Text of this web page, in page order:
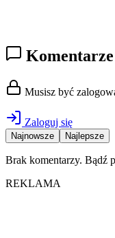
Komentarze
Musisz być
Zaloguj się
Najnowsze Najlepsze
Brak komentarzy. Bądź
REKLAMA